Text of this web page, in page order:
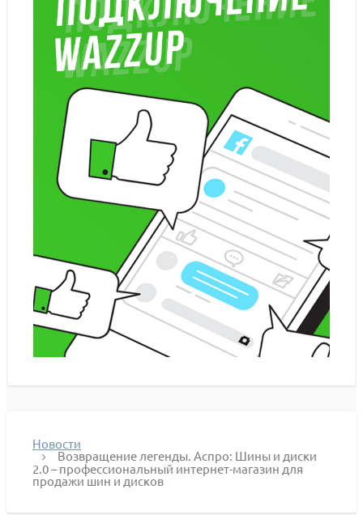
Новости
Возвращение легенды. Аспро: Шины и диски
2.0 – профессиональный интернет-магазин для
продажи шин и дисков